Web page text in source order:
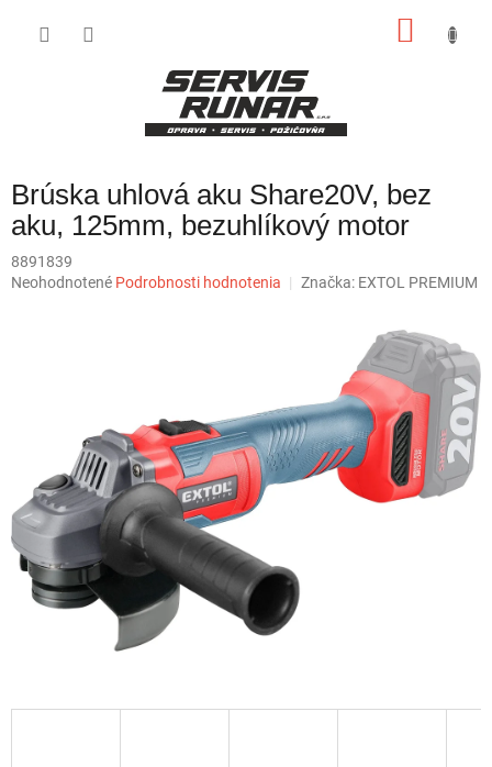
Brúska uhlová aku Share20V, bez
aku, 125mm, bezuhlíkový motor
8891839
Priemerné
Neohodnotené Podrobnosti hodnotenia Značka: EXTOL PREMIUM